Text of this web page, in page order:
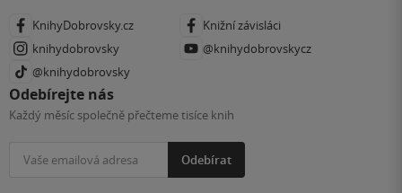
KnihyDobrovsky.cz
Knižní závisláci
knihydobrovsky
@knihydobrovskycz
@knihydobrovsky
Odebírejte nás
Každý měsíc společně přečteme tisíce knih
Odebírat